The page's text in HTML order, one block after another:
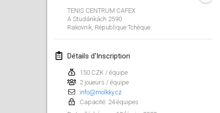
TENIS CENTRUM CAFEX
A Studánkách 2590
Rakovnik, République Tchèque
Détails d'Inscription
150 CZK / équipe
2 joueurs / équipe
info@molkky.cz
Capacité: 24 équipes
février 2022
4 févr. 2022| République tchèque
TangoMölkky
5 févr. 2022|Finlande